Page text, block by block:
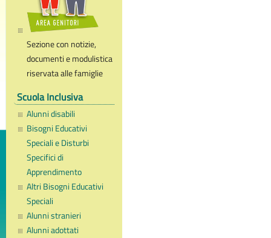
Sezione con notizie,
documenti e modulistica
riservata alle famiglie
Scuola Inclusiva
Alunni disabili
Bisogni Educativi
Speciali e Disturbi
Specifici di
Apprendimento
Altri Bisogni Educativi
Speciali
Alunni stranieri
Alunni adottati